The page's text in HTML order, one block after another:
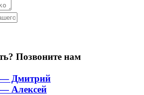
Позвоните нам
— Дмитрий
Алексей